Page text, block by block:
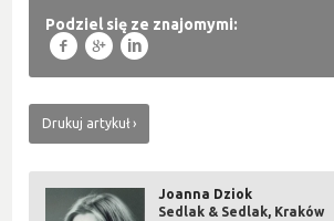
Podziel się ze znajomymi:
f g l
Drukuj artykuł
Joanna Dziok
Sedlak & Sedlak, Kraków